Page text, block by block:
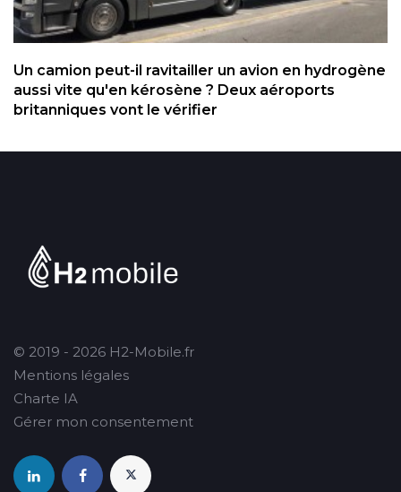
Un camion peut-il ravitailler un avion en hydrogène
aussi vite qu'en kérosène ? Deux aéroports
britanniques vont le vérifier
© 2019 - 2026 H2-Mobile.fr
Mentions légales
Charte IA
Gérer mon consentement